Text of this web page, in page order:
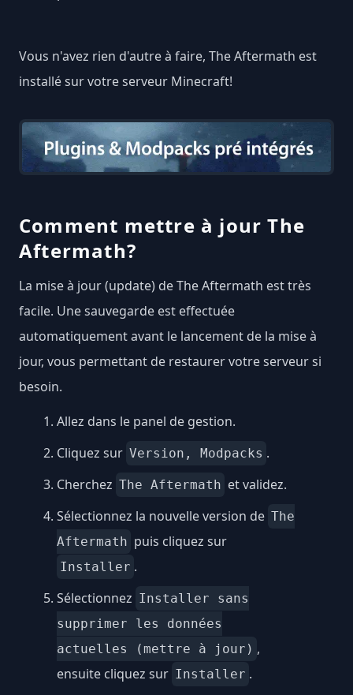
Vous n'avez rien d'autre à faire, The Aftermath est
installé sur votre serveur Minecraft!
Comment mettre à jour The
Aftermath?
La mise à jour (update) de The Aftermath est très
facile. Une sauvegarde est effectuée
automatiquement avant le lancement de la mise à
jour, vous permettant de restaurer votre serveur si
besoin.
Allez dans le panel de gestion.
Cliquez sur Version, Modpacks .
Cherchez The Aftermath et validez.
Sélectionnez la nouvelle version de The
Aftermath puis cliquez sur
Installer .
Sélectionnez Installer sans
supprimer les données
actuelles (mettre à jour) ,
ensuite cliquez sur Installer .